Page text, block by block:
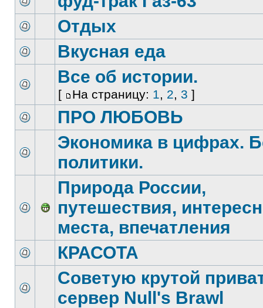
Отдых
Вкусная еда
Все об истории.
[ На страницу: 1, 2, 3 ]
ПРО ЛЮБОВЬ
Экономика в цифрах.
политики.
Природа России,
путешествия,
места, впечатления
КРАСОТА
Советую крутой
сервер Null's Brawl